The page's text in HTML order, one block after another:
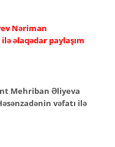
Nəriman
əlaqədar paylaşım
Mehriban Əliyeva
vəfatı ilə